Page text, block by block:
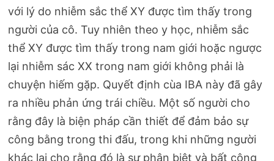
với lý do nhiễm sắc thể XY được tìm thấy trong
người của cô. Tuy nhiên theo y học, nhiễm sắc
thể XY được tìm thấy trong nam giới hoặc ngược
lại nhiễm sác XX trong nam giới không phải là
chuyện hiếm gặp. Quyết định cùa IBA này đã gây
ra nhiều phản ứng trái chiều. Một số người cho
rằng đây là biện pháp cần thiết để đảm bảo sự
công bằng trong thi đấu, trong khi những người
khác lại cho rằng đó là sự phân biệt và bất công